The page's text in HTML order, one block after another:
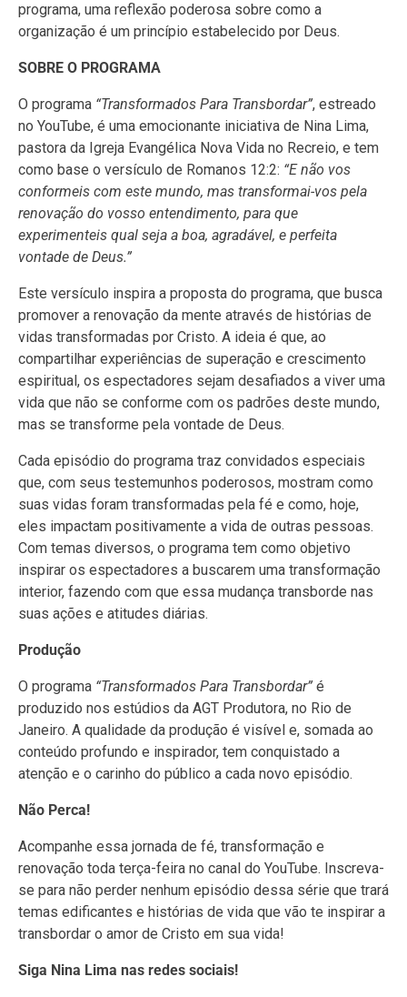
programa, uma reflexão poderosa sobre como a
organização é um princípio estabelecido por Deus.
SOBRE O PROGRAMA
O programa “Transformados Para Transbordar”, estreado
no YouTube, é uma emocionante iniciativa de Nina Lima,
pastora da Igreja Evangélica Nova Vida no Recreio, e tem
como base o versículo de Romanos 12:2: “E não vos
conformeis com este mundo, mas transformai-vos pela
renovação do vosso entendimento, para que
experimenteis qual seja a boa, agradável, e perfeita
vontade de Deus.”
Este versículo inspira a proposta do programa, que busca
promover a renovação da mente através de histórias de
vidas transformadas por Cristo. A ideia é que, ao
compartilhar experiências de superação e crescimento
espiritual, os espectadores sejam desafiados a viver uma
vida que não se conforme com os padrões deste mundo,
mas se transforme pela vontade de Deus.
Cada episódio do programa traz convidados especiais
que, com seus testemunhos poderosos, mostram como
suas vidas foram transformadas pela fé e como, hoje,
eles impactam positivamente a vida de outras pessoas.
Com temas diversos, o programa tem como objetivo
inspirar os espectadores a buscarem uma transformação
interior, fazendo com que essa mudança transborde nas
suas ações e atitudes diárias.
Produção
O programa “Transformados Para Transbordar” é
produzido nos estúdios da AGT Produtora, no Rio de
Janeiro. A qualidade da produção é visível e, somada ao
conteúdo profundo e inspirador, tem conquistado a
atenção e o carinho do público a cada novo episódio.
Não Perca!
Acompanhe essa jornada de fé, transformação e
renovação toda terça-feira no canal do YouTube. Inscreva-
se para não perder nenhum episódio dessa série que trará
temas edificantes e histórias de vida que vão te inspirar a
transbordar o amor de Cristo em sua vida!
Siga Nina Lima nas redes sociais!